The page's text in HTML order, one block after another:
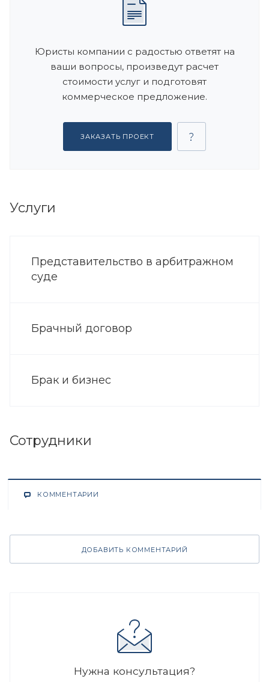
Юристы компании с радостью ответят на
ваши вопросы, произведут расчет
стоимости услуг и подготовят
коммерческое предложение.
ЗАКАЗАТЬ ПРОЕКТ
Услуги
Представительство в арбитражном
суде
Брачный договор
Брак и бизнес
Сотрудники
КОММЕНТАРИИ
ДОБАВИТЬ КОММЕНТАРИЙ
Нужна консультация?